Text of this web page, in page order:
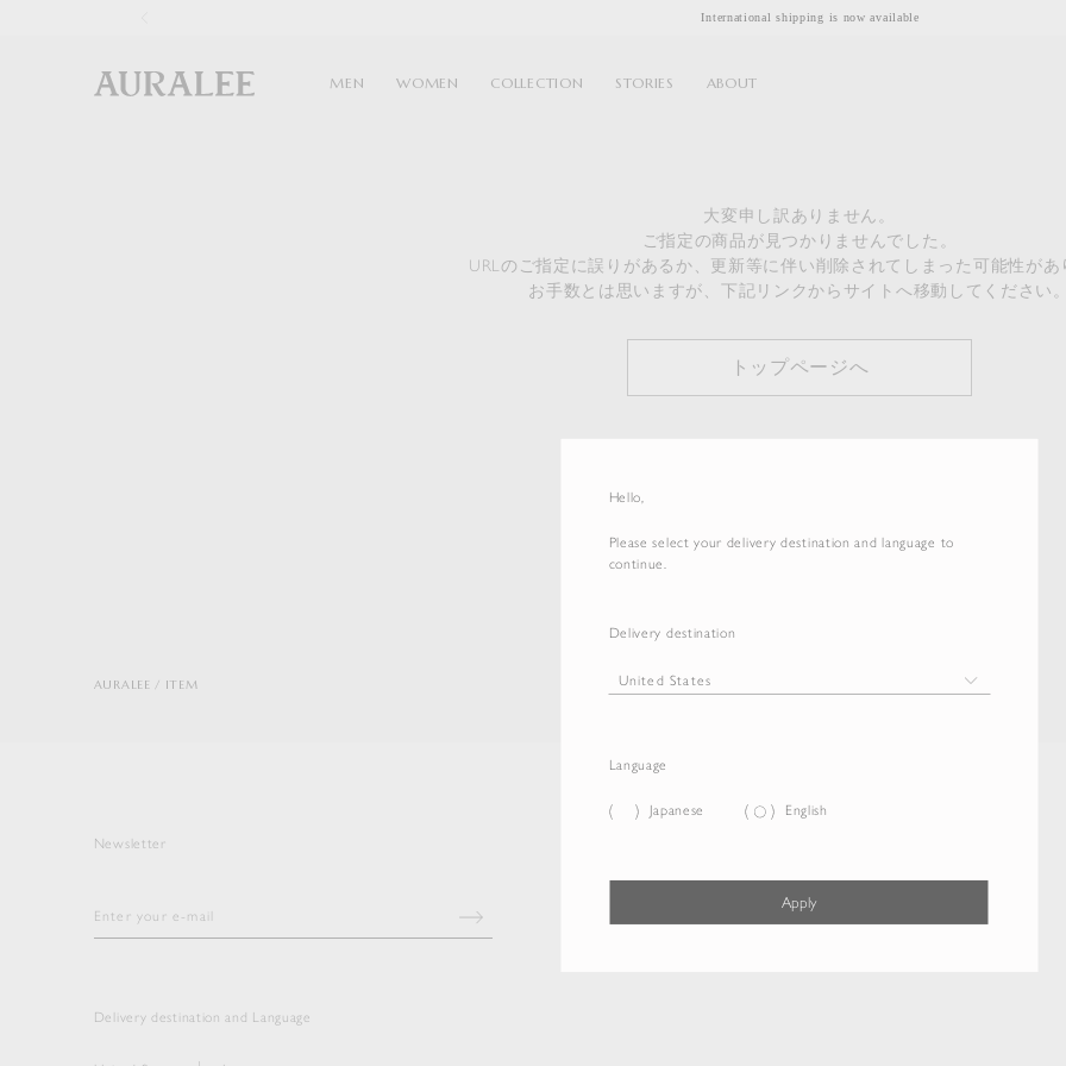
Hello,
Please select your delivery destination and language to
continue.
Delivery destination
Language
Japanese English
Apply
International shipping is now available
MEN WOMEN COLLECTION STORIES ABOUT
大変申し訳ありません。
ご指定の商品が見つかりませんでした。
URLのご指定に誤りがあるか、更新等に伴い削除されてしまった可能性があ
お手数とは思いますが、下記リンクからサイトへ移動してください。
トップページへ
AURALEE ITEM
Newsletter
Delivery destination and Language